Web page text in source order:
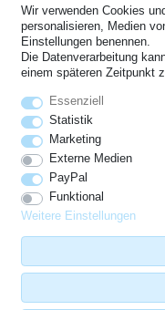
Wir verwenden Cookies
personalisieren, Medien
Einstellungen benennen.
Die Datenverarbeitung
einem späteren Zeitpunkt
Essenziell
Statistik
Marketing
Externe Medien
PayPal
Funktional
Weitere Einstellungen